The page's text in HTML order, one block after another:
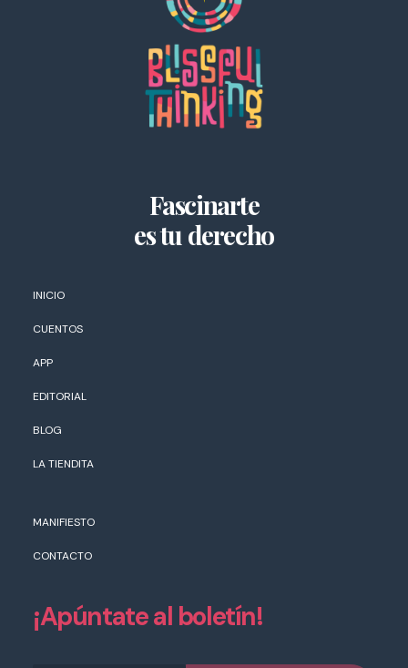
Fascinarte
es tu derecho
INICIO
CUENTOS
APP
EDITORIAL
BLOG
LA TIENDITA
MANIFIESTO
CONTACTO
¡Apúntate al boletín!